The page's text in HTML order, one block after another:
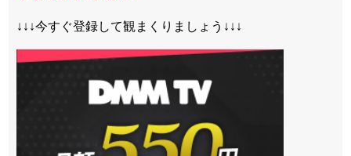
↓↓↓今すぐ登録して観まくりましょう↓↓↓